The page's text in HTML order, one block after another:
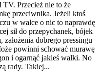
TV. Przecież nie to że
przeciwnika. Jeżeli ktoś
w walce o nic to naprawdę
sił do przepychanek, bójek
dobrego pressingu
powinni schować murawę
i ogarnąć jakieś walki. No
rady. Takiej...